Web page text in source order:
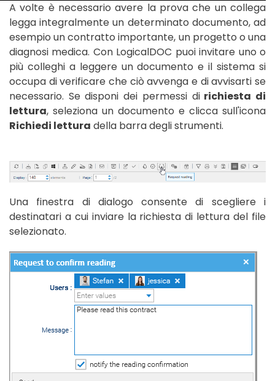
A volte è necessario avere la prova che un collega
legga integralmente un determinato documento, ad
esempio un contratto importante, un progetto o una
diagnosi medica. Con LogicalDOC puoi invitare uno o
più colleghi a leggere un documento e il sistema si
occupa di verificare che ciò avvenga e di avvisarti se
necessario. Se disponi dei permessi dirichiesta di
lettura, seleziona un documento e clicca sull'icona
Richiedi lettura della barra degli strumenti.
Una finestra di dialogo consente di scegliere i
destinatari a cui inviare la richiesta di lettura del file
selezionato.